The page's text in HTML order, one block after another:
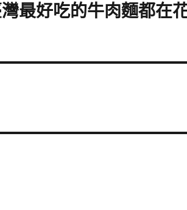
最好吃的牛肉麵都在